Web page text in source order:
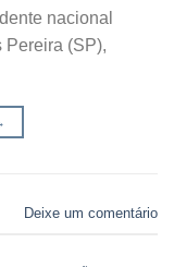
nacional
Pereira (SP),
Deixe um comentário